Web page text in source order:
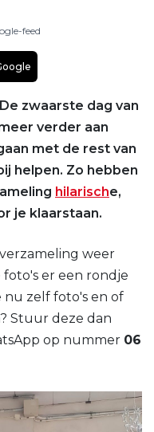
feed
zwaarste dag van
verder aan
met de rest van
helpen. Zo hebben
hilarische,
je klaarstaan.
weer
er een rondje
nu zelf foto's en of
Stuur deze dan
op nummer 06